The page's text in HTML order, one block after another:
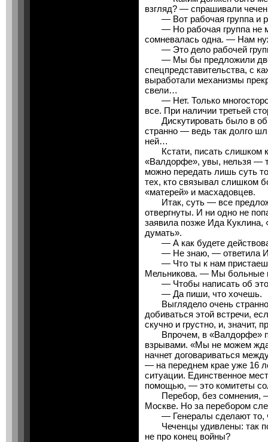
взгляд? — спрашивали
— Вот рабочая группа и
— Но рабочая группа не
сомневалась одна. — Нам
— Это дело рабочей
— Мы бы предложили две
спецпредставительства, с
выработали механизмы
свели…
— Нет. Только
все. При наличии третьей
Дискутировать было в
странно — ведь так долго
ней…
Кстати, писать слишком
«Валдорфе», увы, нельзя —
можно передать лишь суть
тех, кто связывал слишком
«матерей» и масхадовцев.
Итак, суть — все
отвергнуты. И ни одно не
заявила позже Ида
думать».
— А как будете
— Не знаю, — ответила
— Что ты к нам
Мельникова. — Мы больные
— Чтобы написать об
— Да пиши, что хочешь.
Выглядело очень
добиваться этой встречи,
скучно и грустно, и, значит,
Впрочем, в «Валдорфе»
взрывами. «Мы не можем
начнет договариваться
— на переднем крае уже
ситуации. Единственное
помощью, — это комитеты
Перебор, без сомнения, —
Москве. Но за перебором
— Генералы сделают то,
Чеченцы удивлены: так
не про конец войны?